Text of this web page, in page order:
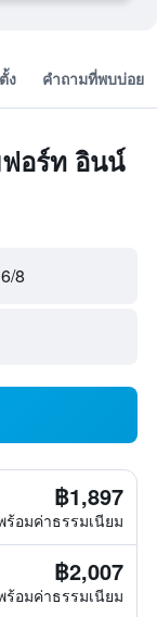
ง คำถามที่พบบ่อย
อร์ท อินน์
8
฿1,897
อมค่าธรรมเนียม
฿2,007
อมค่าธรรมเนียม